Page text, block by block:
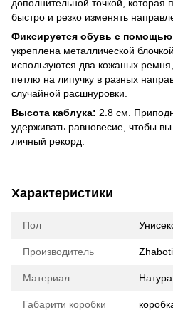
дополнительной точкой, которая
быстро и резко изменять
Фиксируется обувь с
укреплена металлической
используются два кожаных
петлю на липучку в разных
случайной расшнуровки.
Высота каблука: 2.8 см.
удерживать равновесие, чтобы
личный рекорд.
Характеристики
Пол
Производитель
Материал
Габарити коробки